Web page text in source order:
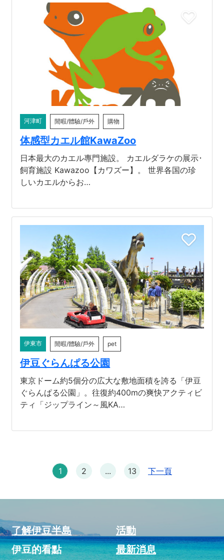
河津町 閒暇/體驗/戶外 購物
体感型カエル館KawaZoo
日本最大のカエル專門施設。 カエルダラケの展示･
飼育施設 Kawazoo【カワズー】。 世界各国の珍
しいカエルからお…
伊東市 閒暇/體驗/戶外 pet
伊豆ぐらんぱる公園
東京ドーム約5個分の広大な敷地面積を誇る「伊豆
ぐらんぱる公園」。往復約400mの爽快アクティビ
ティ「ジップライン～風KA…
1 2 ... 13 下一頁
了解伊豆半島
伊豆的看點
活動
最新消息